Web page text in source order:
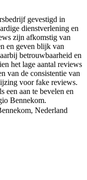
gevestigd in
dienstverlening en
zijn afkomstig van
en geven blijk van
betrouwbaarheid en
het lage aantal reviews
van de consistentie van
voor fake reviews.
een aan te bevelen en
Bennekom.
Nederland